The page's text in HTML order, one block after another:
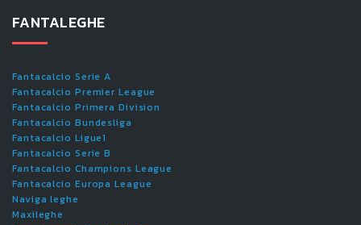
FANTALEGHE
Fantacalcio Serie A
Fantacalcio Premier League
Fantacalcio Primera Division
Fantacalcio Bundesliga
Fantacalcio Ligue1
Fantacalcio Serie B
Fantacalcio Champions League
Fantacalcio Europa League
Naviga leghe
Maxileghe